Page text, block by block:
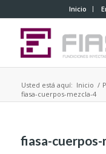
Inicio
Usted está aquí: Inicio /
fiasa-cuerpos-mezcla-4
fiasa-cuerpos-